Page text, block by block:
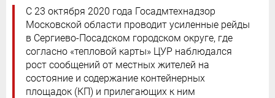
С 23 октября 2020 года Госадмтехнадзор
Московской области проводит усиленные рейды
в Сергиево-Посадском городском округе, где
согласно «тепловой карты» ЦУР наблюдался
рост сообщений от местных жителей на
состояние и содержание контейнерных
площадок (КП) и прилегающих к ним